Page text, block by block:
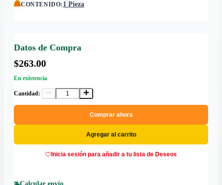
CONTENIDO: 1 Pieza
Datos de Compra
$263.00
En existencia
Cantidad:
Comprar ahora
Agregar al carrito
Inicia sesión para añadir a tu lista de Deseos